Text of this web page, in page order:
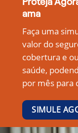
ama
Faça uma
valor do
cobertura e
saúde,
por mês para
SIMULE